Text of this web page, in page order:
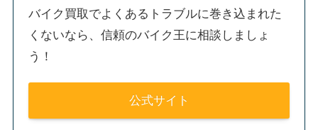
バイク買取でよくあるトラブルに巻き込まれた
くないなら、信頼のバイク王に相談しましょ
う！
公式サイト